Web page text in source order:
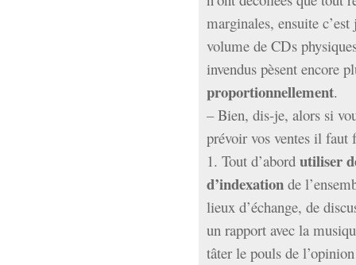
marginales, ensuite
volume de CDs
invendus pèsent encore
proportionnellement.
– Bien, dis-je, alors si
prévoir vos ventes il faut
1. Tout d’abord utiliser
d’indexation de
lieux d’échange, de
un rapport avec la
tâter le pouls de